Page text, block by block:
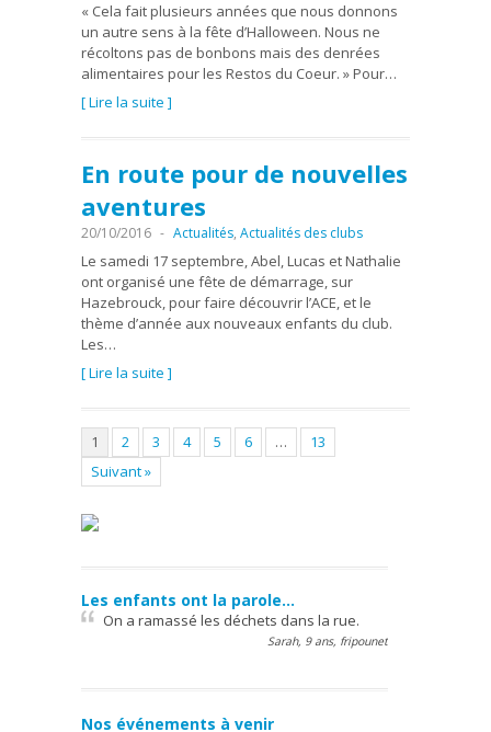
« Cela fait plusieurs années que nous donnons
un autre sens à la fête d’Halloween. Nous ne
récoltons pas de bonbons mais des denrées
alimentaires pour les Restos du Coeur. » Pour…
[ Lire la suite ]
En route pour de nouvelles
aventures
20/10/2016 - Actualités, Actualités des clubs
Le samedi 17 septembre, Abel, Lucas et Nathalie
ont organisé une fête de démarrage, sur
Hazebrouck, pour faire découvrir l’ACE, et le
thème d’année aux nouveaux enfants du club.
Les…
[ Lire la suite ]
1 2 3 4 5 6 …
13
Suivant »
Les enfants ont la parole…
On a ramassé les déchets dans la rue.
Sarah, 9 ans, fripounet
Nos événements à venir